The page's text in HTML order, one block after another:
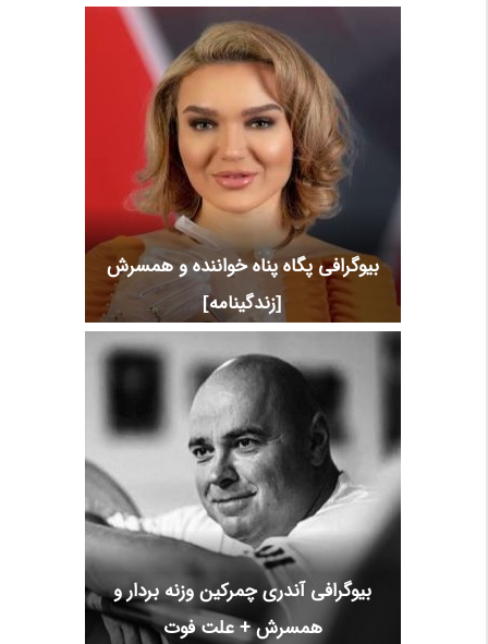
بیوگرافی پگاه پناه خواننده و همسرش
[زندگینامه]
بیوگرافی آندری چمرکین وزنه بردار و
همسرش + علت فوت